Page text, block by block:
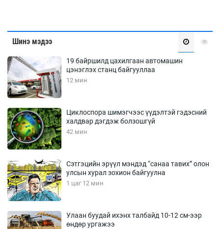
Шинэ мэдээ
19 байршилд цахилгаан автомашин
цэнэглэх станц байгууллаа
12 мин
Циклоспора шимэгчээс үүдэлтэй гэдэсний
халдвар дэгдэж болзошгүй
42 мин
Сэтгэцийн эрүүл мэндэд “санаа тавих” олон
улсын хурал зохион байгуулна
1 цаг 12 мин
Улаан буудай ихэнх талбайд 10-12 см-ээр
өндөр ургажээ